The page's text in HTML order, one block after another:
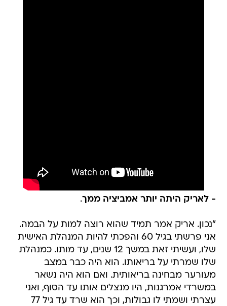
- לאריק היתה יותר אמביציה ממך.
"נכון. אריק אמר תמיד שהוא רוצה למות על הבמה.
אני פרשתי בגיל 60 והפכתי להיות המנהלת האישית
שלו, ועשיתי זאת במשך 12 שנים, עד מותו. כמנהלת
שלו שמרתי על בריאותו. הוא היה כבר במצב
מעורער מבחינה בריאותית. ואם הוא היה נשאר
במשרדי אמרגנות, היו מנצלים אותו עד הסוף, ואני
עצרתי ושמתי לו גבולות, וכך הוא שרד עד גיל 77